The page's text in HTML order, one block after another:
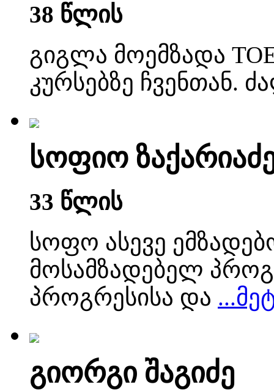
38 წლის
გიგლა მოემზადა
კურსებზე ჩვენთან.
სოფიო
33 წლის
სოფო ასევე
მოსამზადებელ
პროგრესისა და
გიორგი შაგიძე